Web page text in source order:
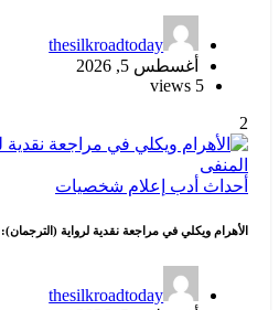
thesilkroadtoday
أغسطس 5, 2026
5 views
2
أحداث أدب إعلام شخصيات
الأهرام ويكلي في مراجعة نقدية لرواية
thesilkroadtoday